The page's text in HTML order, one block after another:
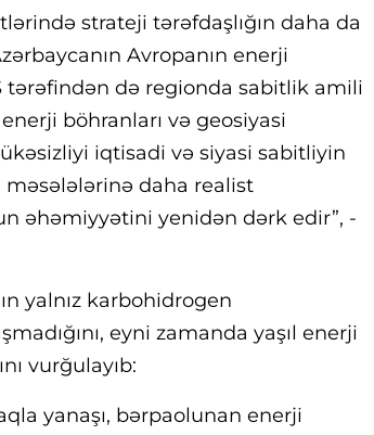
strateji tərəfdaşlığın daha da
Avropanın enerji
tərəfindən də regionda sabitlik amili
böhranları və geosiyasi
iqtisadi və siyasi sabitliyin
daha realist
əhəmiyyətini yenidən dərk edir”, -
yalnız karbohidrogen
eyni zamanda yaşıl enerji
vurğulayıb:
yanaşı, bərpaolunan enerji